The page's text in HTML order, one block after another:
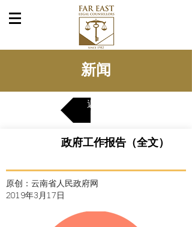
中文
新闻
返回
政府工作报告（全文）
原创：云南省人民政府网
2019年3月17日